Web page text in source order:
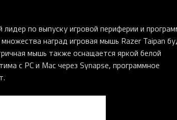
по выпуску игровой периферии и
наград игровая мышь Razer Taipan
мышь также оснащается яркой белой
с PC и Mac через Synapse, программное